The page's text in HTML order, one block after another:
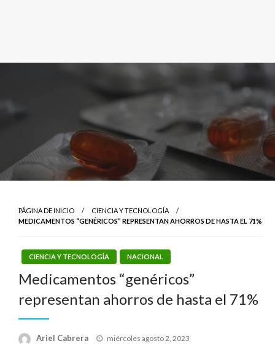
PÁGINA DE INICIO
CIENCIA Y TECNOLOGÍA
MEDICAMENTOS “GENÉRICOS” REPRESENTAN AHORROS DE HASTA EL 71%
CIENCIA Y TECNOLOGÍA NACIONAL
Medicamentos “genéricos”
representan ahorros de hasta el 71%
Ariel Cabrera
Publicado
miércoles agosto 2, 2023